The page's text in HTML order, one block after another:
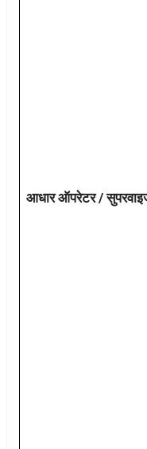
आधार ऑपरेटर /